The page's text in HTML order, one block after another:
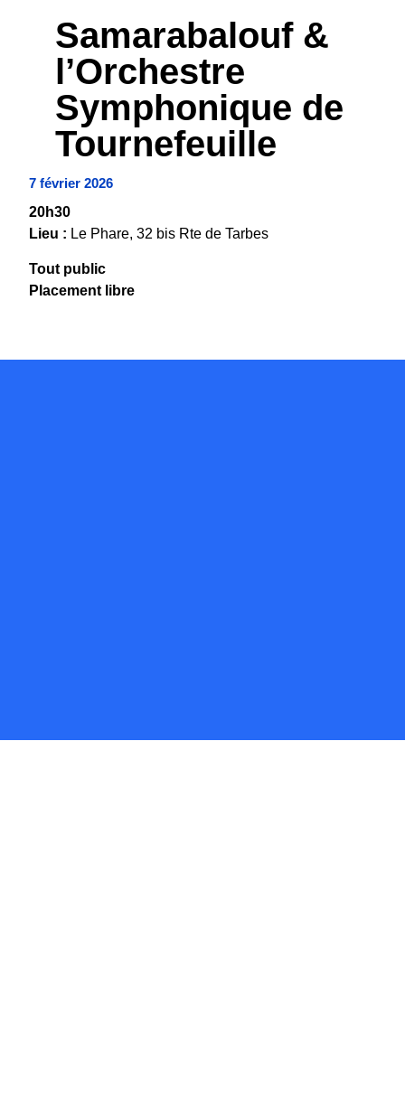
Samarabalouf &
l’Orchestre
Symphonique de
Tournefeuille
7 février 2026
20h30
Lieu : Le Phare, 32 bis Rte de Tarbes
Tout public
Placement libre